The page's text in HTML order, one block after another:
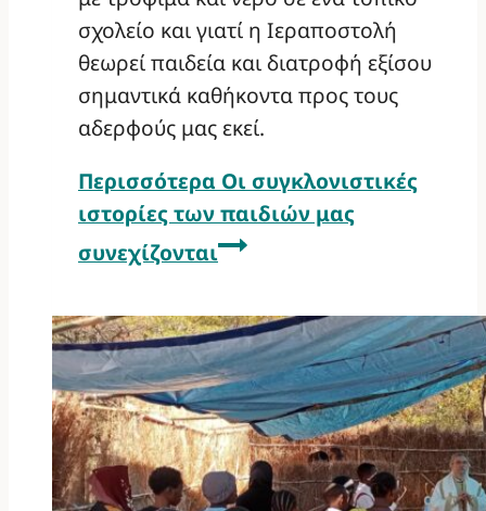
σχολείο και γιατί η Ιεραποστολή
θεωρεί παιδεία και διατροφή εξίσου
σημαντικά καθήκοντα προς τους
αδερφούς μας εκεί.
Περισσότερα Οι συγκλονιστικές
ιστορίες των παιδιών μας
συνεχίζονται